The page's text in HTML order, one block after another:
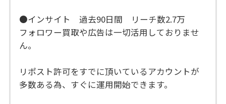
●インサイト 過去90日間 リーチ数2.7万
フォロワー買取や広告は一切活用しておりませ
ん。
リポスト許可をすでに頂いているアカウントが
多数ある為、すぐに運用開始できます。